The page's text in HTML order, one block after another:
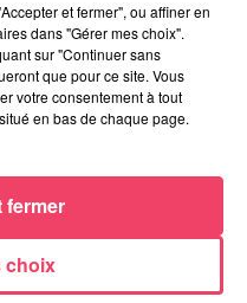
au cœur de la forêt
et fermer", ou affiner en
dans "Gérer mes choix".
sur "Continuer sans
que pour ce site. Vous
votre consentement à tout
en bas de chaque page.
choix
fermer